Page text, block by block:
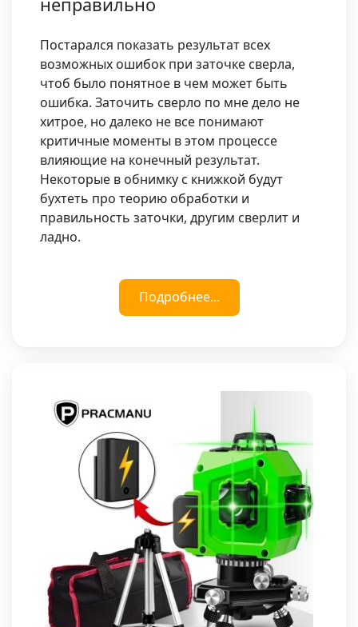
Постарался показать результат всех
возможных ошибок при заточке сверла,
чтоб было понятное в чем может быть
ошибка. Заточить сверло по мне дело не
хитрое, но далеко не все понимают
критичные моменты в этом процессе
влияющие на конечный результат.
Некоторые в обнимку с книжкой будут
бухтеть про теорию обработки и
правильность заточки, другим сверлит и
ладно.
Подробнее...